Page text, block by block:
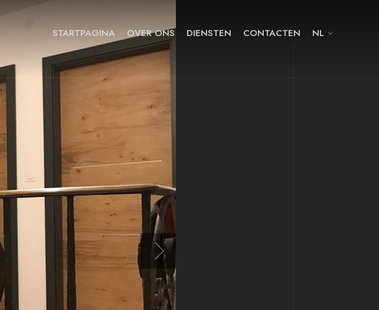
STARTPAGINA OVER ONS DIENSTEN CONTACTEN NL